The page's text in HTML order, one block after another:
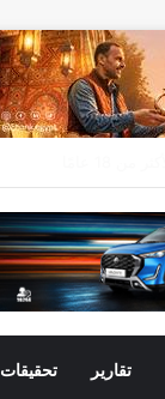
تقارير تحقيقات